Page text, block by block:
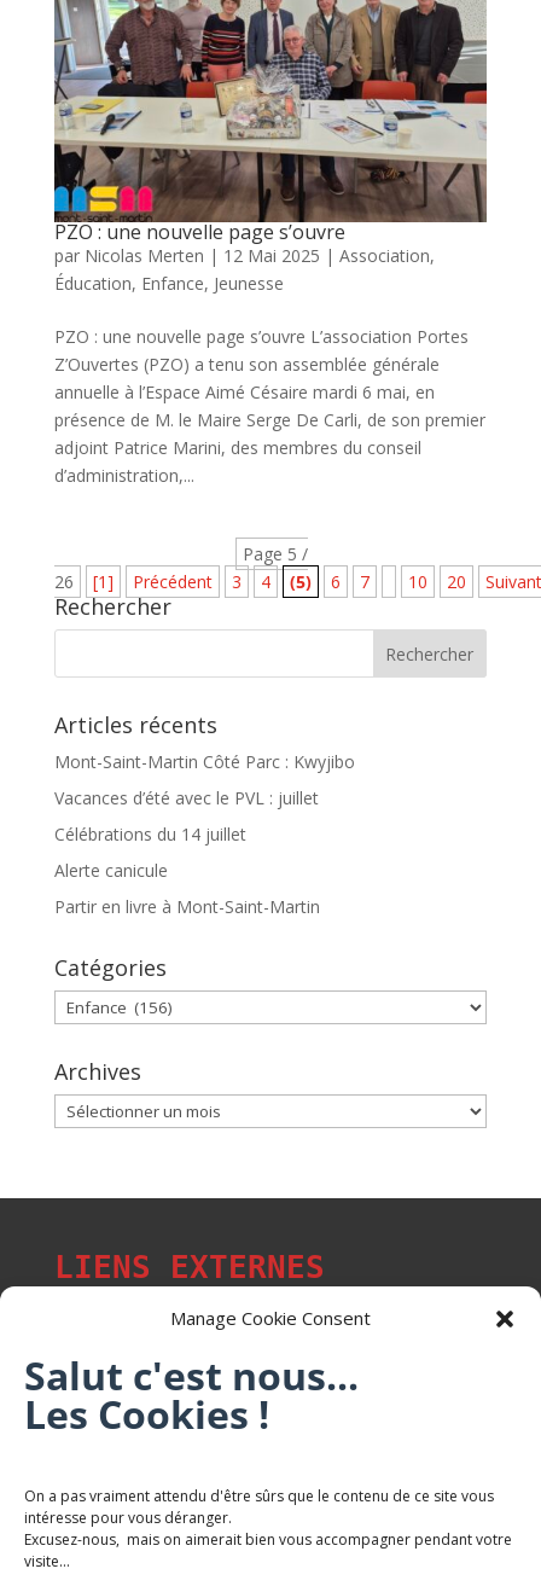
Manage Cookie Consent
Salut c'est nous...
Les Cookies !
On a pas vraiment attendu d'être sûrs que le contenu de ce site vous
intéresse pour vous déranger.
Excusez-nous, mais on aimerait bien vous accompagner pendant votre
visite...
PZO : une nouvelle page s’ouvre
par Nicolas Merten | 12 Mai 2025 | Association,
Éducation, Enfance, Jeunesse
PZO : une nouvelle page s’ouvre L’association Portes
Z’Ouvertes (PZO) a tenu son assemblée générale
annuelle à l’Espace Aimé Césaire mardi 6 mai, en
présence de M. le Maire Serge De Carli, de son premier
adjoint Patrice Marini, des membres du conseil
d’administration,...
Page 5 /
26
[1] Précédent 3 4 (5) 6 7 10 20 Suivant
Rechercher
Articles récents
Mont-Saint-Martin Côté Parc : Kwyjibo
Vacances d’été avec le PVL : juillet
Célébrations du 14 juillet
Alerte canicule
Partir en livre à Mont-Saint-Martin
Catégories
Catégories
Archives
Archives
LIENS EXTERNES
Les p'tits citoyens de Mont-Saint-Martin
Trail Saintmartinois Daniel FEITE
Karaté Mont Saint Martin